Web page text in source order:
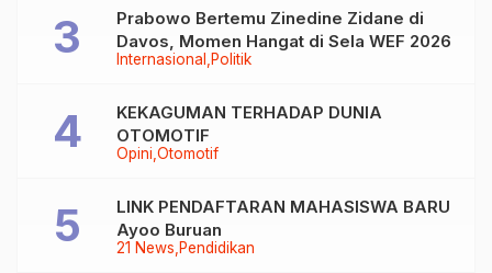
Internasional Politik
Prabowo Bertemu Zinedine Zidane di
Davos, Momen Hangat di Sela WEF 2026
Opini Otomotif
KEKAGUMAN TERHADAP DUNIA
OTOMOTIF
21 News Pendidikan
LINK PENDAFTARAN MAHASISWA BARU
Ayoo Buruan